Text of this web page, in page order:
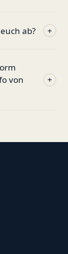
ab? +
von
+